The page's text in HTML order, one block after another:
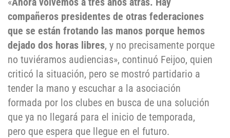
compañeros presidentes de otras federaciones
que se están frotando las manos porque hemos
dejado dos horas libres, y no precisamente porque
no tuviéramos audiencias», continuó Feijoo, quien
criticó la situación, pero se mostró partidario a
tender la mano y escuchar a la asociación
formada por los clubes en busca de una solución
que ya no llegará para el inicio de temporada,
pero que espera que llegue en el futuro.